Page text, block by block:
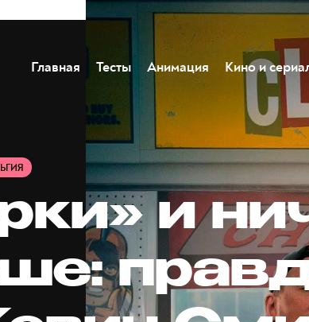
Главная Тесты Анимация Кино и
и